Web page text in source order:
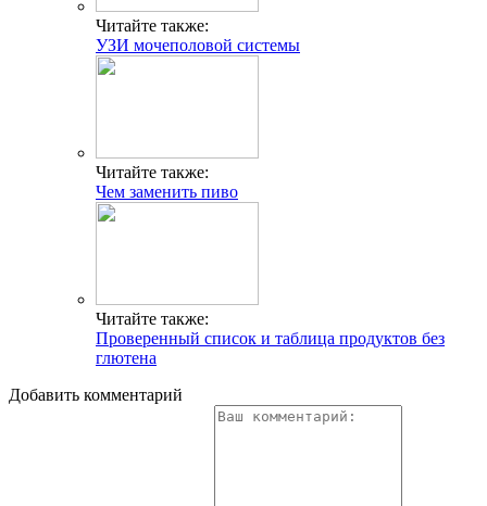
Читайте также:
УЗИ мочеполовой системы
Читайте также:
Чем заменить пиво
Читайте также:
Проверенный список и таблица продуктов без
глютена
Добавить комментарий